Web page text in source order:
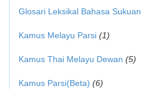
Glosari Leksikal Bahasa Sukuan
Kamus Melayu Parsi (1)
Kamus Thai Melayu Dewan (5)
Kamus Parsi(Beta) (6)